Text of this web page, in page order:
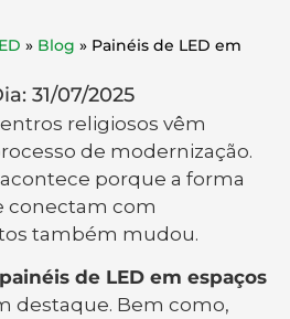
» Blog » Painéis de LED em
31/07/2025
religiosos vêm
de modernização.
porque a forma
conectam com
também mudou.
painéis de LED em espaços
destaque. Bem como,